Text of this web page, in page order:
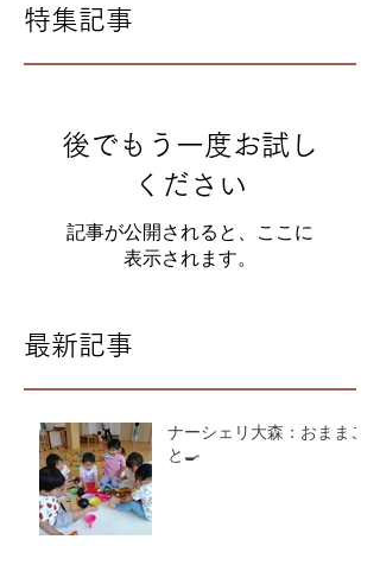
特集記事
後でもう一度お試し
ください
記事が公開されると、ここに
表示されます。
最新記事
ナーシェリ大森：おままご
と🍳